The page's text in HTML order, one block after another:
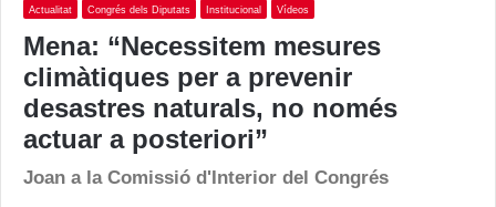
Actualitat Congrés dels Diputats Institucional Vídeos
Mena: “Necessitem mesures
climàtiques per a prevenir
desastres naturals, no només
actuar a posteriori”
Joan a la Comissió d'Interior del Congrés